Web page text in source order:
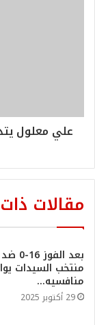
علي معلول
مقالات
بعد
منتخب السيدات
منافسيه…
29 أكتوبر 2025